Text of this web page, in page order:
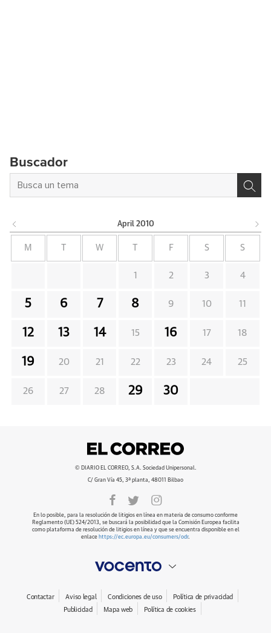
Buscador
April 2010
M W F S S
1 2 3 4
5 6 7 8 9 10 11
12 13 14 15 16 17 18
19 20 21 22 23 24 25
26 27 28 29 30
© DIARIO EL CORREO, S.A. Sociedad Unipersonal.
C/ Gran Vía 45, 3ª planta, 48011 Bilbao
En lo posible, para la resolución de litigios en línea en materia de consumo conforme
Reglamento (UE) 524/2013, se buscará la posibilidad que la Comisión Europea facilita
como plataforma de resolución de litigios en línea y que se encuentra disponible en el
enlace https://ec.europa.eu/consumers/odr.
Contactar Aviso legal Condiciones de uso
Política de privacidad
Publicidad
Mapa web Política de cookies